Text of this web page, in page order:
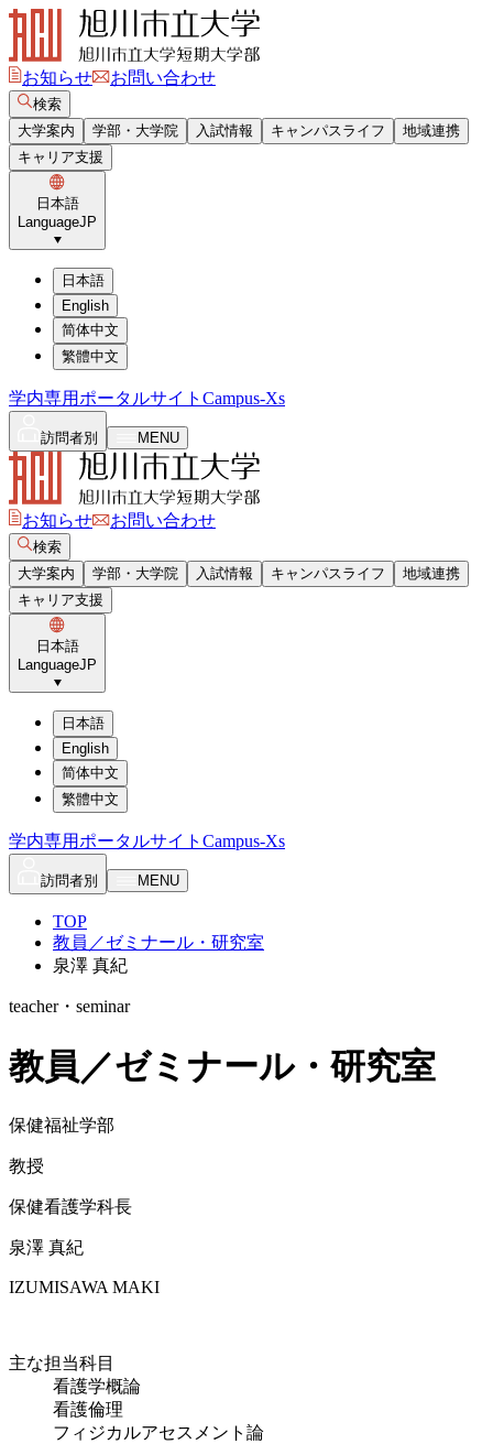
お知らせ お問い合わせ
検索
大学案内
学部・大学院 入試情報 キャンパスライフ
地域連携
キャリア支援
日本語
LanguageJP
日本語
English
简体中文
繁體中文
学内専用ポータルサイト Campus-Xs
訪問者別 MENU
お知らせ お問い合わせ
検索
大学案内
学部・大学院 入試情報 キャンパスライフ
地域連携
キャリア支援
日本語
LanguageJP
日本語
English
简体中文
繁體中文
学内専用ポータルサイト Campus-Xs
訪問者別 MENU
TOP
教員／ゼミナール・研究室
泉澤 真紀
teacher・seminar
教員／ゼミナール・研究室
保健福祉学部
教授
保健看護学科長
泉澤 真紀
IZUMISAWA MAKI
主な担当科目
看護学概論
看護倫理
フィジカルアセスメント論